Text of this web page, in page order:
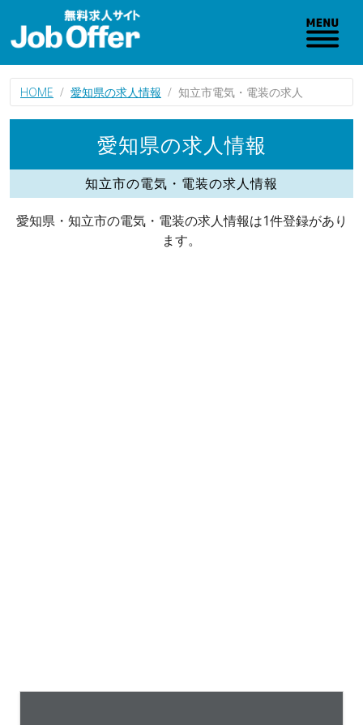
HOME 愛知県の求人情報 知立市電気・電装の求人
愛知県の求人情報
知立市の電気・電装の求人情報
愛知県・知立市の電気・電装の求人情報は1件登録があり
ます。